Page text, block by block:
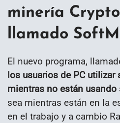
minería
llamado
El nuevo programa,
los usuarios de PC utilizar
mientras no están
sea mientras están en la
en el trabajo y a cambio